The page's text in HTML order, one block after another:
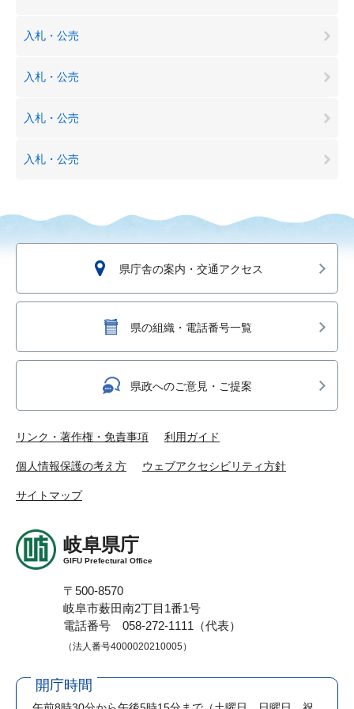
入札・公売
入札・公売
入札・公売
入札・公売
県庁舎の案内・交通アクセス
県の組織・電話番号一覧
県政へのご意見・ご提案
リンク・著作権・免責事項 利用ガイド
個人情報保護の考え方 ウェブアクセシビリティ方針
サイトマップ
岐阜県庁
GIFU Prefectural Office
〒500-8570
岐阜市薮田南2丁目1番1号
電話番号 058-272-1111（代表）
（法人番号4000020210005）
開庁時間